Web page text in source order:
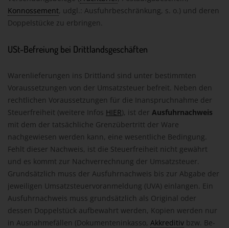
Konnossement, udgl.: Ausfuhrbeschränkung, s. o.) und deren
Doppelstücke zu erbringen.
USt-Befreiung bei Drittlandsgeschäften
Warenlieferungen ins Drittland sind unter bestimmten
Voraussetzungen von der Umsatzsteuer befreit. Neben den
rechtlichen Voraussetzungen für die Inanspruchnahme der
Steuerfreiheit (weitere Infos HIER), ist der Ausfuhrnachweis
mit dem der tatsächliche Grenzübertritt der Ware
nachgewiesen werden kann, eine wesentliche Bedingung.
Fehlt dieser Nachweis, ist die Steuerfreiheit nicht gewährt
und es kommt zur Nachverrechnung der Umsatzsteuer.
Grundsätzlich muss der Ausfuhrnachweis bis zur Abgabe der
jeweiligen Umsatzsteuervoranmeldung (UVA) einlangen. Ein
Ausfuhrnachweis muss grundsätzlich als Original oder
dessen Doppelstück aufbewahrt werden, Kopien werden nur
in Ausnahmefällen (Dokumenteninkasso, Akkreditiv bzw. Be-